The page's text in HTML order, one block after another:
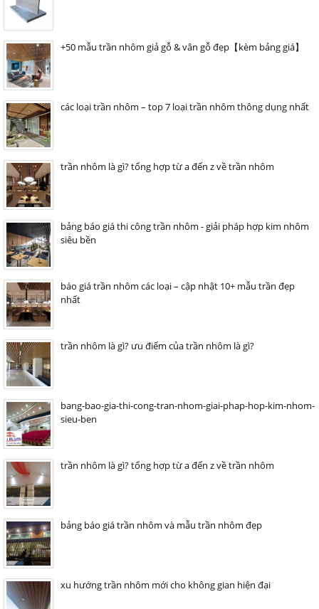
+50 mẫu trần nhôm giả gỗ & vân gỗ đẹp【kèm bảng giá】
các loại trần nhôm – top 7 loại trần nhôm thông dụng nhất
trần nhôm là gì? tổng hợp từ a đến z về trần nhôm
bảng báo giá thi công trần nhôm - giải pháp hợp kim nhôm
siêu bền
báo giá trần nhôm các loại – cập nhật 10+ mẫu trần đẹp
nhất
trần nhôm là gì? ưu điểm của trần nhôm là gì?
bang-bao-gia-thi-cong-tran-nhom-giai-phap-hop-kim-nhom-
sieu-ben
trần nhôm là gì? tổng hợp từ a đến z về trần nhôm
bảng báo giá trần nhôm và mẫu trần nhôm đẹp
xu hướng trần nhôm mới cho không gian hiện đại